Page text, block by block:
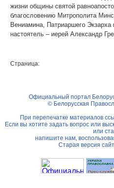
жизни общины святой
благословению Митрополита
Вениамина, Патриаршего
настоятель – иерей Александр
Страница:
Официальный портал
© Белорусская
При перепечатке материалов
Если вы хотите задать вопрос или
или
напишите нам,
Старая версия